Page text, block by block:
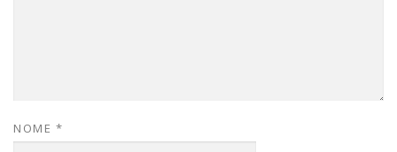
NOME *